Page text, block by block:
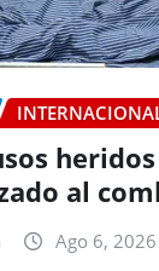
al
Ago 6, 2026